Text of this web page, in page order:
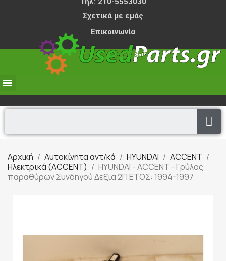
Σχετικά με εμάς
Επικοινωνία
Σύνδεση
Αρχική Αυτοκίνητα αντ/κά HYUNDAI
ACCENT
Ηλεκτρικά (ACCENT)
HYUNDAI - ACCENT - Γρύλος
παραθύρων Συνδηγού Δεξια 2Π ΕΤΟΣ: 1994-1997